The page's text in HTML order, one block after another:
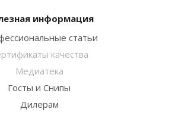
информация
статьи
качества
Медиатека
Госты и Снипы
Дилерам